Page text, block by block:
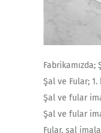
Fabrikamızda;
Şal ve Fular;
Şal ve fular
Şal ve fular
Fular, şal